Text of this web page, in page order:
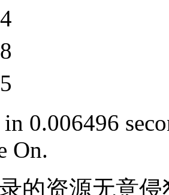
in 0.006496
On.
的资源无意